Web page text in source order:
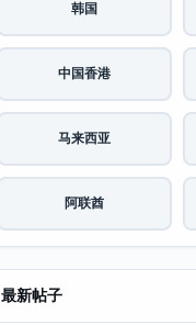
韩国
中国香港
马来西亚
阿联酋
最新帖子